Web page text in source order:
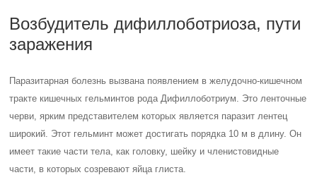
Возбудитель дифиллоботриоза, пути
заражения
Паразитарная болезнь вызвана появлением в желудочно-кишечном
тракте кишечных гельминтов рода Дифиллоботриум. Это ленточные
черви, ярким представителем которых является паразит лентец
широкий. Этот гельминт может достигать порядка 10 м в длину. Он
имеет такие части тела, как головку, шейку и членистовидные
части, в которых созревают яйца глиста.